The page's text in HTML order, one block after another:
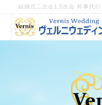
結婚式二次会1.5次会 幹事代